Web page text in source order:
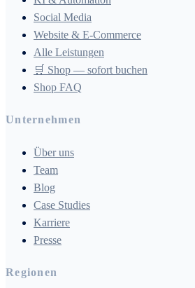
Social Media
Website & E-Commerce
Alle Leistungen
🛒 Shop — sofort buchen
Shop FAQ
Unternehmen
Über uns
Team
Blog
Case Studies
Karriere
Presse
Regionen